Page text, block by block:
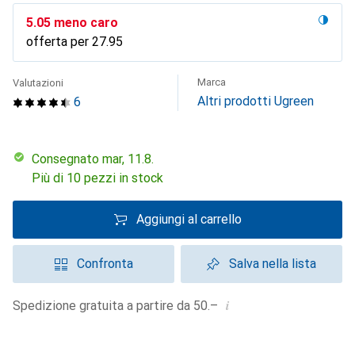
CHF
5.05 meno caro
offerta per CHF
27.95
6
Valutazioni Marca
Altri prodotti Ugreen
Consegnato mar, 11.8.
Più di 10 pezzi in stock
Aggiungi al carrello
Confronta Salva nella lista
Spedizione gratuita a partire da 50.– i